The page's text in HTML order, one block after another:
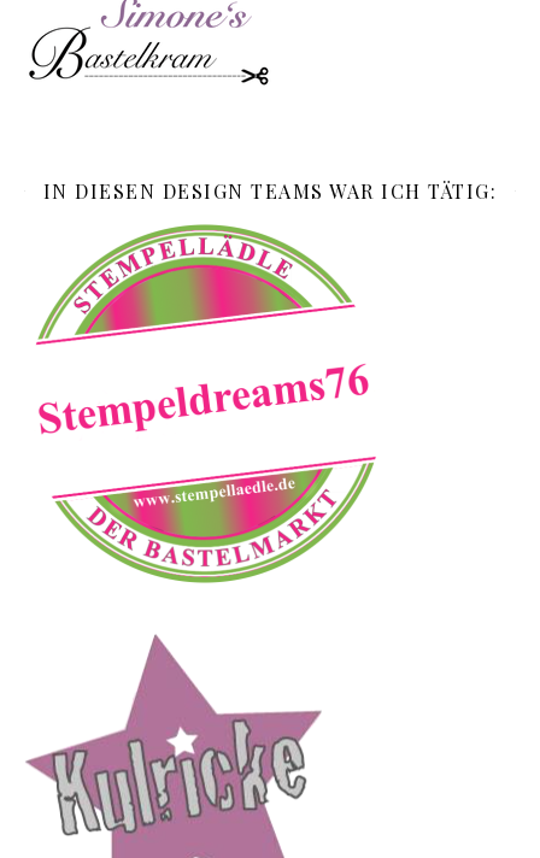
IN DIESEN DESIGN TEAMS WAR ICH TÄTIG: